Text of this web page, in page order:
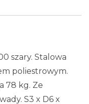
szary. Stalowa
poliestrowym.
78 kg. Ze
S3 x D6 x